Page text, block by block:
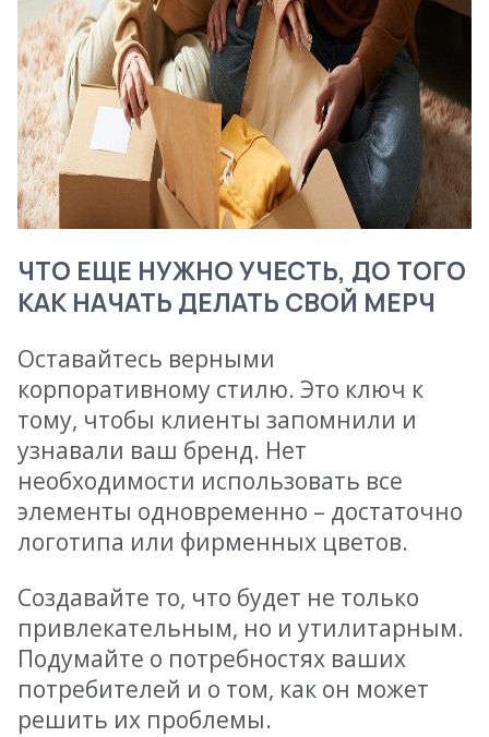
ЧТО ЕЩЕ НУЖНО УЧЕСТЬ, ДО ТОГО
КАК НАЧАТЬ ДЕЛАТЬ СВОЙ МЕРЧ
Оставайтесь верными
корпоративному стилю. Это ключ к
тому, чтобы клиенты запомнили и
узнавали ваш бренд. Нет
необходимости использовать все
элементы одновременно – достаточно
логотипа или фирменных цветов.
Создавайте то, что будет не только
привлекательным, но и утилитарным.
Подумайте о потребностях ваших
потребителей и о том, как он может
решить их проблемы.